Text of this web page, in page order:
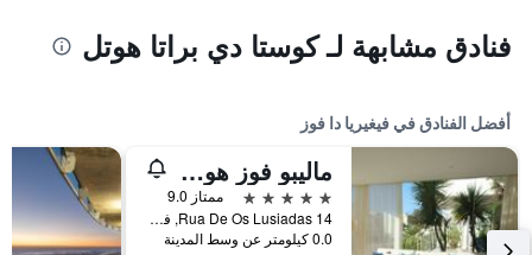
فنادق مشابهة لـ كوستا دي براتا هوتل
أفضل الفنادق في فيغيريا دا فوز
ماليبو فوز هوتل - لا ميزون يونان
5 نجوم
ممتاز 9.0
Rua De Os Lusiadas 14, فيغيريا دا فوز, محافظة كويمبرا, البرتغال
0.0 كيلومتر عن وسط المدينة